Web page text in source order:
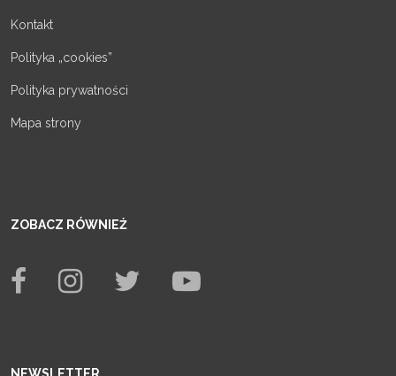
Kontakt
Polityka „cookies”
Polityka prywatności
Mapa strony
ZOBACZ RÓWNIEŻ